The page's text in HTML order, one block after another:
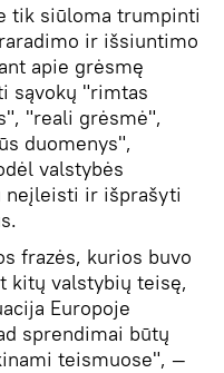
tik siūloma trumpinti
ir išsiuntimo
apie grėsmę
sąvokų "rimtas
"reali grėsmė",
duomenys",
valstybės
neįleisti ir išprašyti
frazės, kurios buvo
kitų valstybių teisę,
Europoje
sprendimai būtų
teismuose", —